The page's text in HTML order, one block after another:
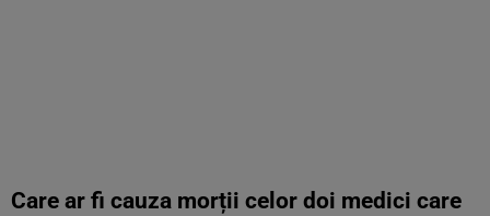
Care ar fi cauza morții celor doi medici care